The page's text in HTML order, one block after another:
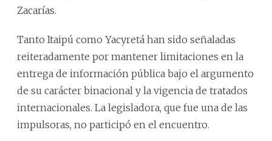
Zacarías.
Tanto Itaipú como Yacyretá han sido señaladas
reiteradamente por mantener limitaciones en la
entrega de información pública bajo el argumento
de su carácter binacional y la vigencia de tratados
internacionales. La legisladora, que fue una de las
impulsoras, no participó en el encuentro.